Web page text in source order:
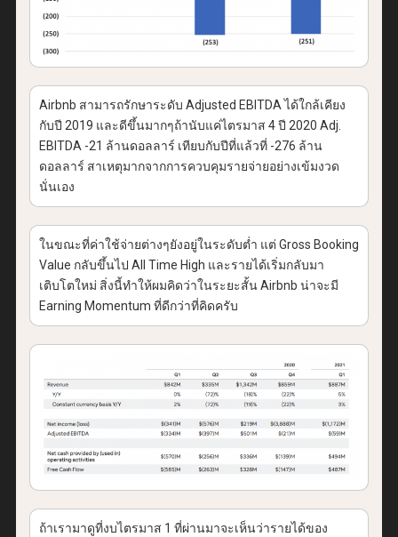
Airbnb สามารถรักษาระดับ Adjusted EBITDA ได้ใกล้เคียง
กับปี 2019 และดีขึ้นมากๆถ้านับแค่ไตรมาส 4 ปี 2020 Adj.
EBITDA -21 ล้านดอลลาร์ เทียบกับปีที่แล้วที่ -276 ล้าน
ดอลลาร์ สาเหตุมากจากการควบคุมรายจ่ายอย่างเข้มงวด
นั่นเอง
ในขณะที่ค่าใช้จ่ายต่างๆยังอยู่ในระดับต่ำ แต่ Gross Booking
Value กลับขึ้นไป All Time High และรายได้เริ่มกลับมา
เติบโตใหม่ สิ่งนี้ทำให้ผมคิดว่าในระยะสั้น Airbnb น่าจะมี
Earning Momentum ที่ดีกว่าที่คิดครับ
ถ้าเรามาดูที่งบไตรมาส 1 ที่ผ่านมาจะเห็นว่ารายได้ของ